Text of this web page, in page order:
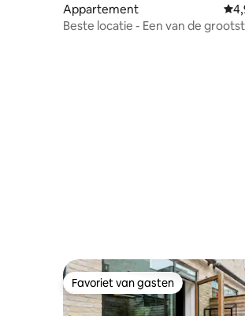
Appartement
Beste locatie - Een van de
Favoriet van gasten
Favoriet van gasten